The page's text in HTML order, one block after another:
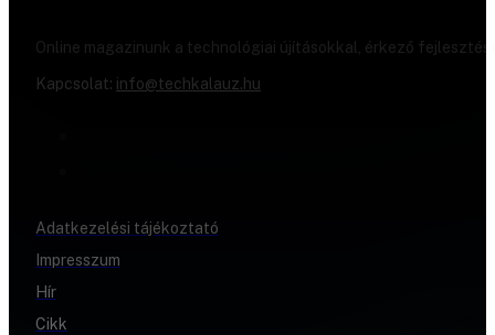
Online magazinunk a technológiai újításokkal, érkező
Kapcsolat: info@techkalauz.hu
Adatkezelési tájékoztató
Impresszum
Hír
Cikk